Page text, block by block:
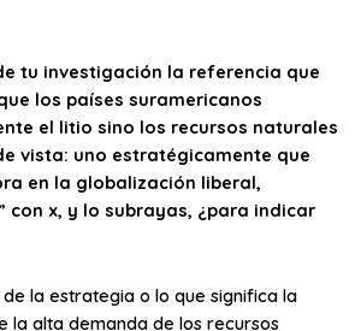
tu investigación la referencia que
los países suramericanos
el litio sino los recursos naturales
vista: uno estratégicamente que
en la globalización liberal,
con x, y lo subrayas, ¿para indicar
la estrategia o lo que significa la
la alta demanda de los recursos